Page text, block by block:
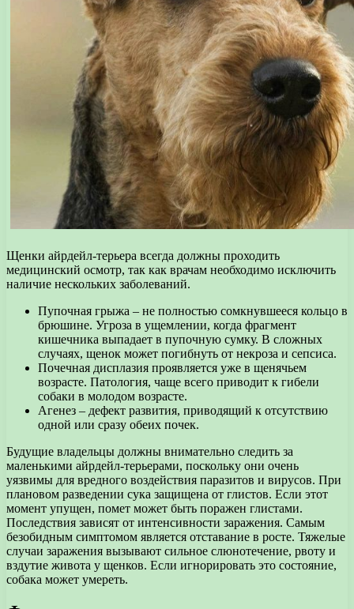
Щенки айрдейл-терьера всегда должны проходить
медицинский осмотр, так как врачам необходимо исключить
наличие нескольких заболеваний.
Пупочная грыжа – не полностью сомкнувшееся кольцо в
брюшине. Угроза в ущемлении, когда фрагмент
кишечника выпадает в пупочную сумку. В сложных
случаях, щенок может погибнуть от некроза и сепсиса.
Почечная дисплазия проявляется уже в щенячьем
возрасте. Патология, чаще всего приводит к гибели
собаки в молодом возрасте.
Агенез – дефект развития, приводящий к отсутствию
одной или сразу обеих почек.
Будущие владельцы должны внимательно следить за
маленькими айрдейл-терьерами, поскольку они очень
уязвимы для вредного воздействия паразитов и вирусов. При
плановом разведении сука защищена от глистов. Если этот
момент упущен, помет может быть поражен глистами.
Последствия зависят от интенсивности заражения. Самым
безобидным симптомом является отставание в росте. Тяжелые
случаи заражения вызывают сильное слюнотечение, рвоту и
вздутие живота у щенков. Если игнорировать это состояние,
собака может умереть.